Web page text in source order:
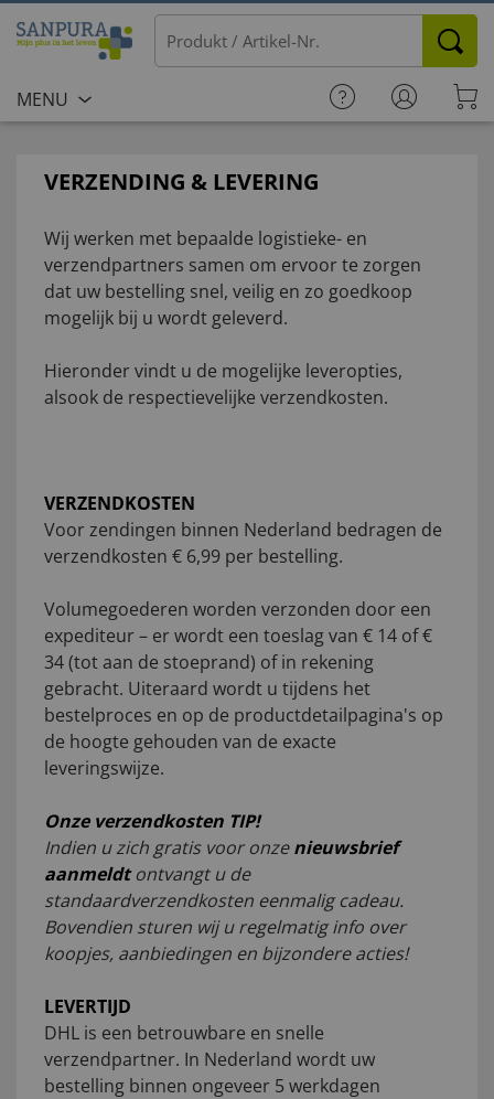
MENU
VERZENDING & LEVERING
Wij werken met bepaalde logistieke- en
verzendpartners samen om ervoor te zorgen
dat uw bestelling snel, veilig en zo goedkoop
mogelijk bij u wordt geleverd.
Hieronder vindt u de mogelijke leveropties,
alsook de respectievelijke verzendkosten.
VERZENDKOSTEN
Voor zendingen binnen Nederland bedragen de
verzendkosten € 6,99 per bestelling.
Volumegoederen worden verzonden door een
expediteur – er wordt een toeslag van € 14 of €
34 (tot aan de stoeprand) of in rekening
gebracht. Uiteraard wordt u tijdens het
bestelproces en op de productdetailpagina's op
de hoogte gehouden van de exacte
leveringswijze.
Onze verzendkosten TIP!
Indien u zich gratis voor onzenieuwsbrief
aanmeldtontvangt u de
standaardverzendkosten eenmalig cadeau.
Bovendien sturen wij u regelmatig info over
koopjes, aanbiedingen en bijzondere acties!
LEVERTIJD
DHL is een betrouwbare en snelle
verzendpartner. In Nederland wordt uw
bestelling binnen ongeveer 5 werkdagen